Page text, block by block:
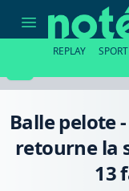
pelote
Maubeuge
situation
s'impose
REPLAY SPORT
Balle pelote
retourne la
13